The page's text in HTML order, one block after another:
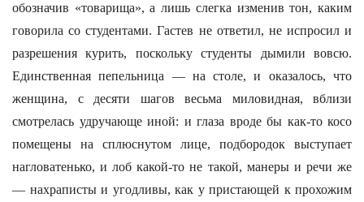
обозначив «товарища», а лишь слегка изменив тон, каким
говорила со студентами. Гастев не ответил, не испросил и
разрешения курить, поскольку студенты дымили вовсю.
Единственная пепельница — на столе, и оказалось, что
женщина, с десяти шагов весьма миловидная, вблизи
смотрелась удручающе иной: и глаза вроде бы как-то косо
помещены на сплюснутом лице, подбородок выступает
нагловатенько, и лоб какой-то не такой, манеры и речи же
— нахраписты и угодливы, как у пристающей к прохожим